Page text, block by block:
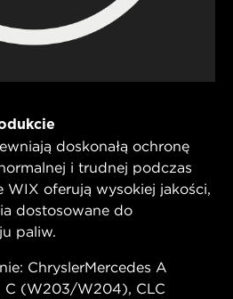
doskonałą ochronę
i trudnej podczas
WIX oferują wysokiej jakości,
dostosowane do
paliw.
ChryslerMercedes A
C (W203/W204), CLC